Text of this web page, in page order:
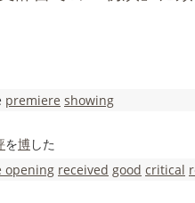
premiere showing
を博した
opening received good critical